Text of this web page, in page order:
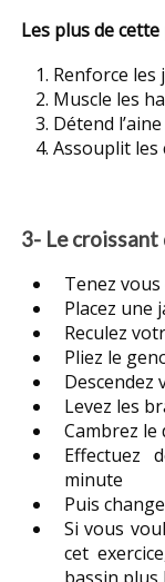
Les plus de
Renforce les
Muscle les
Détend l’aine
Assouplit les
3- Le croissant
Tenez
Placez une
Reculez
Pliez le
Descendez
Levez les
Cambrez le
Effectuez
minute
Puis
Si vous
cet